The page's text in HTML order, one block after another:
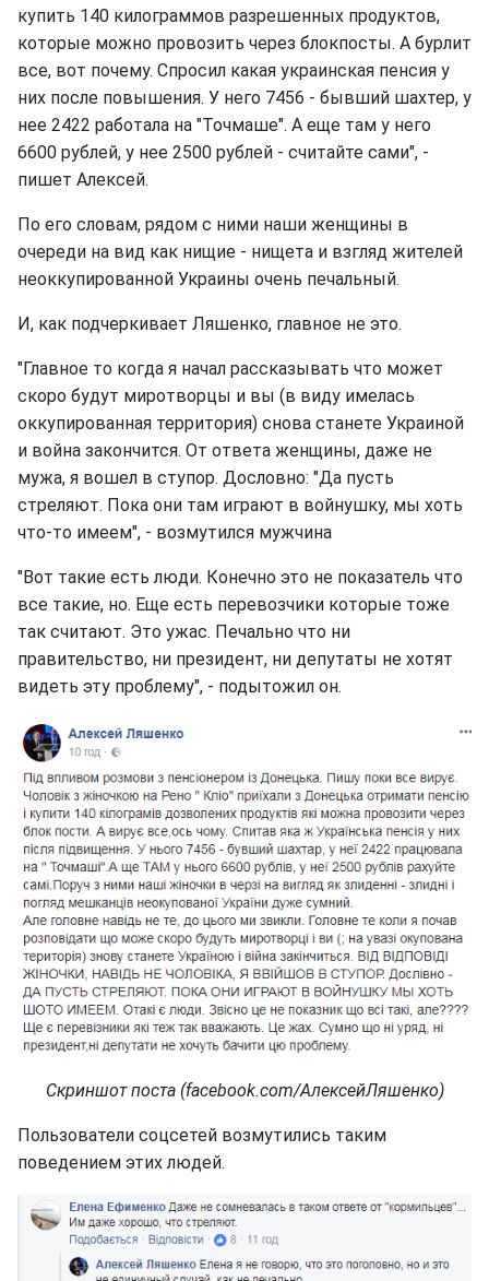
купить 140 килограммов разрешенных продуктов,
которые можно провозить через блокпосты. А бурлит
все, вот почему. Спросил какая украинская пенсия у
них после повышения. У него 7456 - бывший шахтер, у
нее 2422 работала на "Точмаше". А еще там у него
6600 рублей, у нее 2500 рублей - считайте сами", -
пишет Алексей.
По его словам, рядом с ними наши женщины в
очереди на вид как нищие - нищета и взгляд жителей
неоккупированной Украины очень печальный.
И, как подчеркивает Ляшенко, главное не это.
"Главное то когда я начал рассказывать что может
скоро будут миротворцы и вы (в виду имелась
оккупированная территория) снова станете Украиной
и война закончится. От ответа женщины, даже не
мужа, я вошел в ступор. Дословно: "Да пусть
стреляют. Пока они там играют в войнушку, мы хоть
что-то имеем", - возмутился мужчина
"Вот такие есть люди. Конечно это не показатель что
все такие, но. Еще есть перевозчики которые тоже
так считают. Это ужас. Печально что ни
правительство, ни президент, ни депутаты не хотят
видеть эту проблему", - подытожил он.
Скриншот поста (facebook.com/АлексейЛяшенко)
Пользователи соцсетей возмутились таким
поведением этих людей.